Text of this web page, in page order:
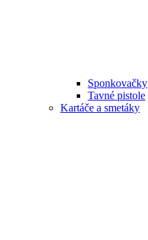
Sponkovačky
Tavné pistole
Kartáče a smetáky